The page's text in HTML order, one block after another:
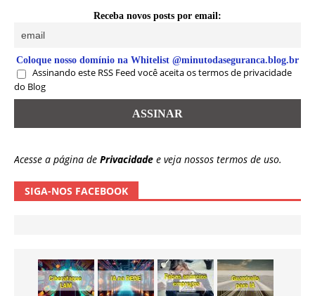
Receba novos posts por email:
Coloque nosso domínio na Whitelist @minutodaseguranca.blog.br
Assinando este RSS Feed você aceita os termos de privacidade
do Blog
Acesse a página de Privacidade e veja nossos termos de uso.
SIGA-NOS FACEBOOK